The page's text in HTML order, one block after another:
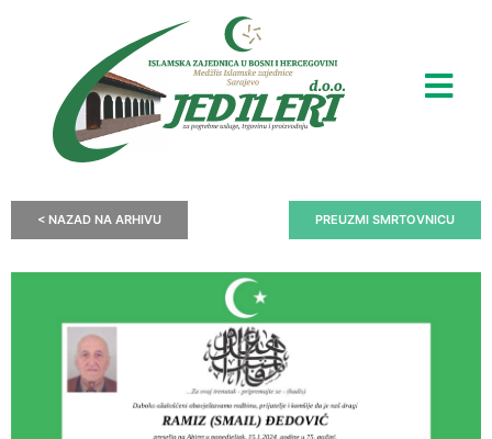
< NAZAD NA ARHIVU PREUZMI SMRTOVNICU